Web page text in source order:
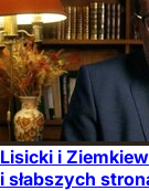
Lisicki i
i słabszych